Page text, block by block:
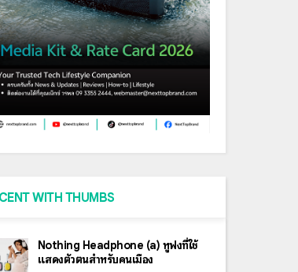
WITH THUMBS
Nothing Headphone (a) หูฟังที่ใช้
แสดงตัวตนสำหรับคนเมือง